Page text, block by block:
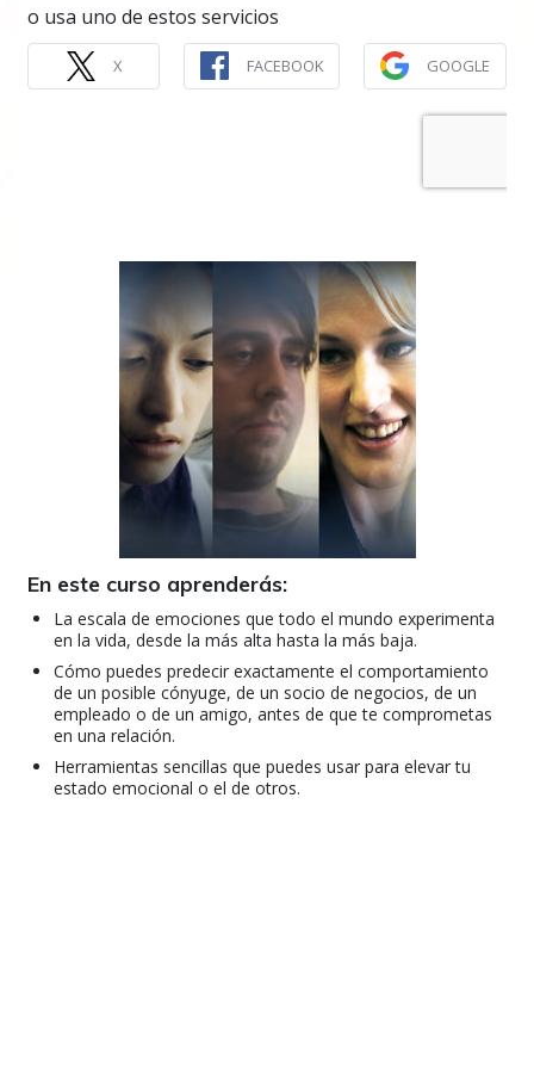
o usa uno de estos servicios
X FACEBOOK GOOGLE
En este curso aprenderás:
La escala de emociones que todo el mundo experimenta
en la vida, desde la más alta hasta la más baja.
Cómo puedes predecir exactamente el comportamiento
de un posible cónyuge, de un socio de negocios, de un
empleado o de un amigo, antes de que te comprometas
en una relación.
Herramientas sencillas que puedes usar para elevar tu
estado emocional o el de otros.